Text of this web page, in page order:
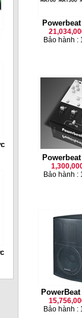
Bảo hành :
Bảo hành :
PowerBeat
Bảo hành :